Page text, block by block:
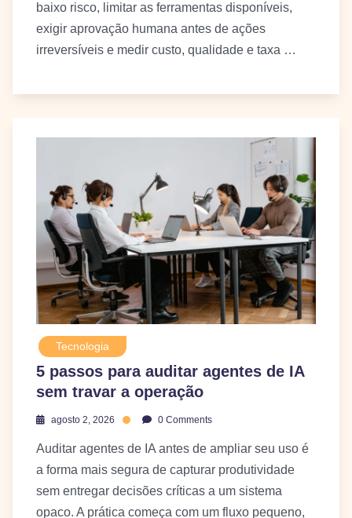
baixo risco, limitar as ferramentas disponíveis,
exigir aprovação humana antes de ações
irreversíveis e medir custo, qualidade e taxa …
Tecnologia
5 passos para auditar agentes de IA
sem travar a operação
agosto 2, 2026 0 Comments
Auditar agentes de IA antes de ampliar seu uso é
a forma mais segura de capturar produtividade
sem entregar decisões críticas a um sistema
opaco. A prática começa com um fluxo pequeno,